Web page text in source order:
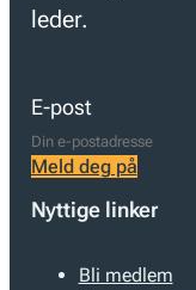
leder.
E-post
Meld deg på
Nyttige linker
Bli medlem